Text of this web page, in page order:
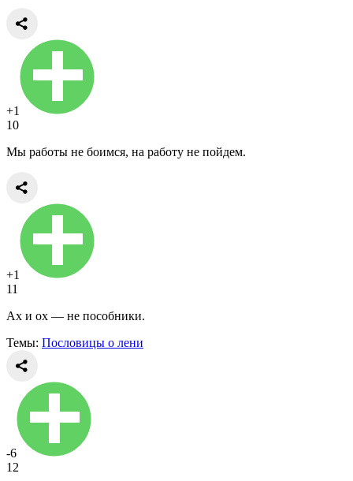
+1
10
Мы работы не боимся, на работу не пойдем.
+1
11
Ах и ох — не пособники.
Темы: Пословицы о лени
-6
12